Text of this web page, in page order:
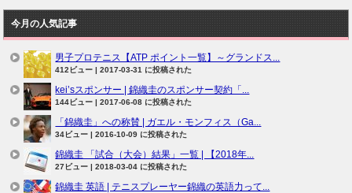
今月の人気記事
男子プロテニス【ATP ポイント一覧】～グランドス...
412ビュー |2017-03-31 に投稿された
kei’sスポンサー | 錦織圭のスポンサー契約「...
144ビュー |2017-06-08 に投稿された
「錦織圭」への称賛 | ガエル・モンフィス（Ga...
34ビュー |2016-10-09 に投稿された
錦織圭 「試合（大会）結果」一覧 | 【2018年...
27ビュー |2018-03-04 に投稿された
錦織圭 英語 | テニスプレーヤー錦織の英語力って...